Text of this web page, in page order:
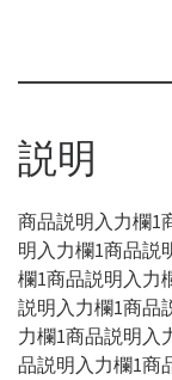
説明
商品説明入力欄1
明入力欄1商品説
欄1商品説明入力
説明入力欄1商品
力欄1商品説明入
品説明入力欄1商